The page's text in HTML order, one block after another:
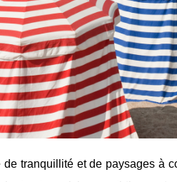
tranquillité et de paysages à